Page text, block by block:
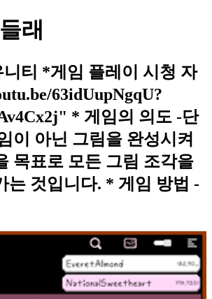
래
니티 *게임 플레이 시청 자
63idUupNgqU?
* 게임의 의도 -단
이 아닌 그림을 완성시켜
목표로 모든 그림 조각을
는 것입니다. * 게임 방법 -